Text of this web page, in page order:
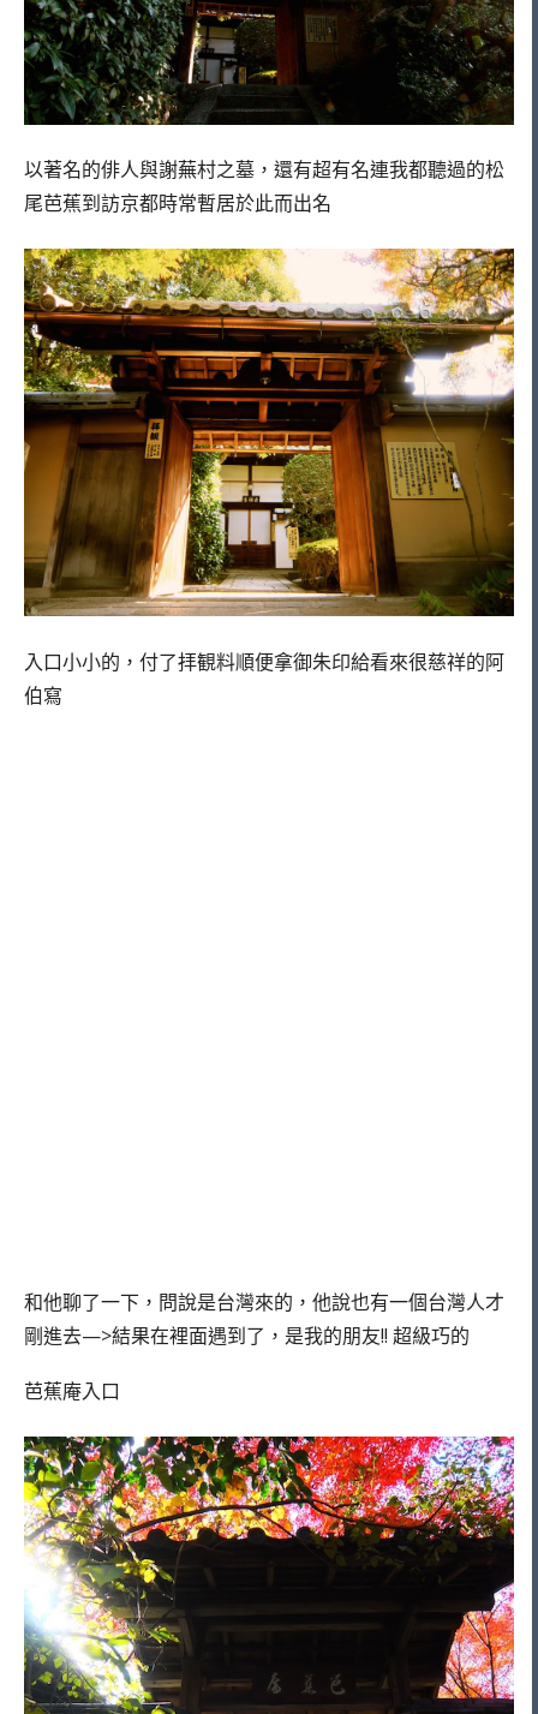
以著名的俳人與謝蕪村之墓，還有超有名連我都聽過的松
尾芭蕉到訪京都時常暫居於此而出名
入口小小的，付了拝観料順便拿御朱印給看來很慈祥的阿
伯寫
和他聊了一下，問說是台灣來的，他說也有一個台灣人才
剛進去—>結果在裡面遇到了，是我的朋友!! 超級巧的
芭蕉庵入口